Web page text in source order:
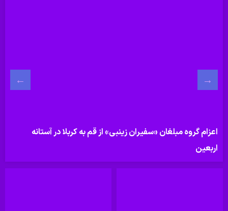
اعزام گروه مبلغان «سفیران زینبی» از قم به کربلا در آستانه
اربعین